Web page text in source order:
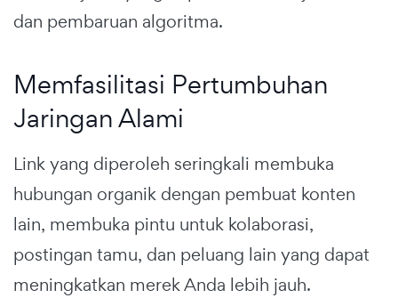
dan pembaruan algoritma.
Memfasilitasi Pertumbuhan
Jaringan Alami
Link yang diperoleh seringkali membuka
hubungan organik dengan pembuat konten
lain, membuka pintu untuk kolaborasi,
postingan tamu, dan peluang lain yang dapat
meningkatkan merek Anda lebih jauh.